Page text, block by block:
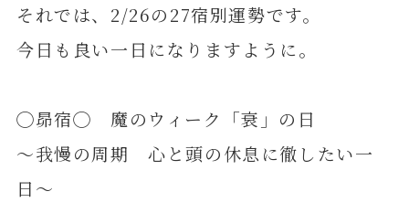
それでは、2/26の27宿別運勢です。
今日も良い一日になりますように。
◯昴宿◯ 魔のウィーク「衰」の日
～我慢の周期 心と頭の休息に徹したい一
日～